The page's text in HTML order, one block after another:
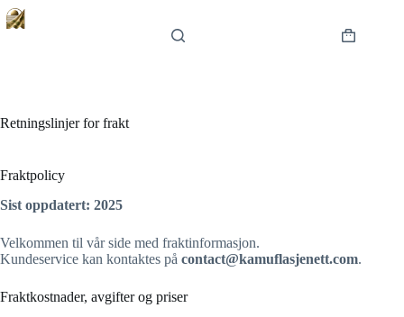
Hopp
til
Retningslinjer for frakt
Fraktpolicy
Sist oppdatert: 2025
Velkommen til vår side med fraktinformasjon.
Kundeservice kan kontaktes på contact@kamuflasjenett.com.
Fraktkostnader, avgifter og priser